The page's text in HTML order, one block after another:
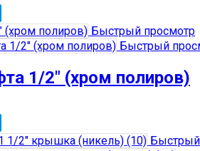
Быстрый просмотр
Быстрый
1/2″ (хром полиров)